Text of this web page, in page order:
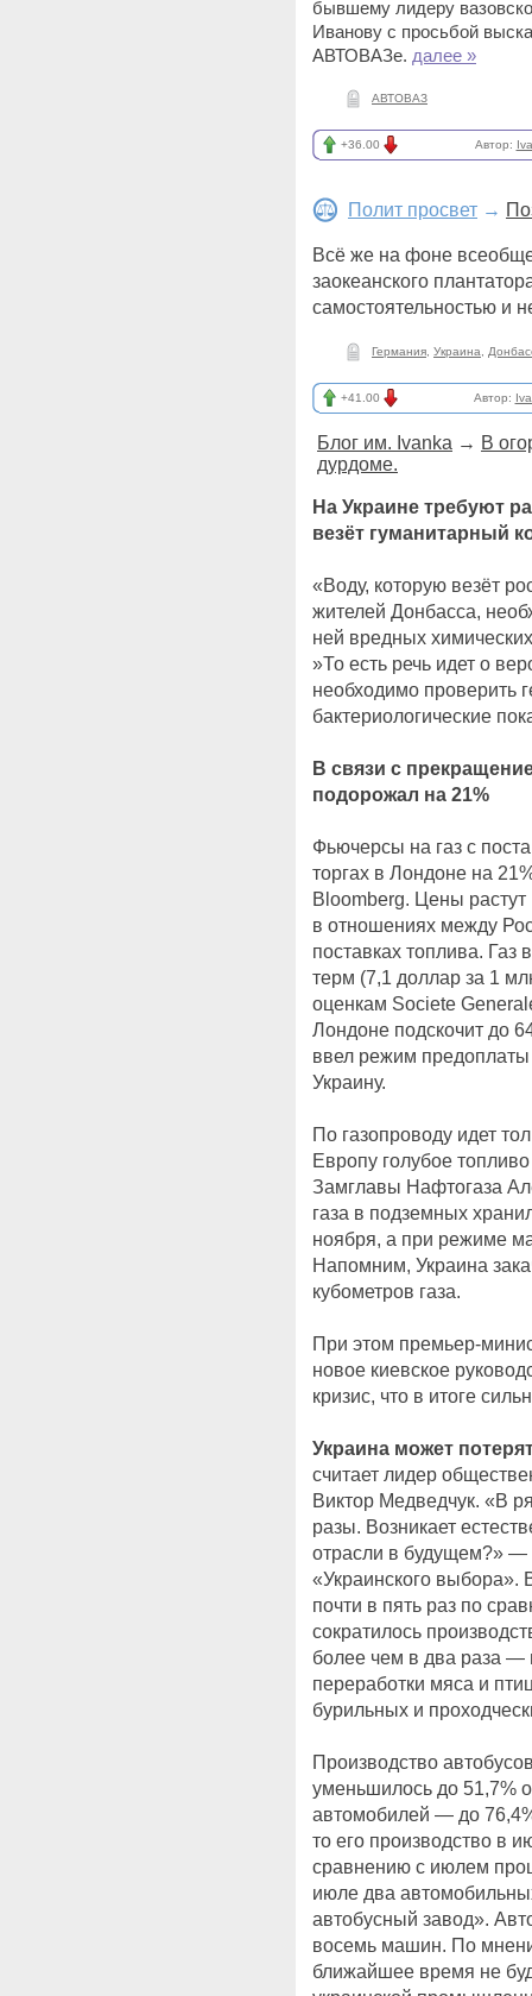
бывшему лидеру
Иванову с просьбой
АВТОВАЗе. далее »
АВТОВАЗ
+36.00 Автор:
Полит просвет →
Всё же на фоне
заокеанского
самостоятельностью и
Германия Украина
+41.00 Автор:
Блог им. Ivanka → В
дурдоме.
На Украине требуют
везёт гуманитарный
«Воду, которую везёт
жителей Донбасса,
ней вредных
»То есть речь идет о
необходимо проверить
бактериологические
В связи с
подорожал на 21%
Фьючерсы на газ с
торгах в Лондоне на
Bloomberg. Цены
в отношениях между
поставках топлива.
терм (7,1 доллар за 1
оценкам Societe
Лондоне подскочит до
ввел режим предоплаты
Украину.
По газопроводу идет
Европу голубое
Замглавы Нафтогаза
газа в подземных
ноября, а при режиме
Напомним, Украина
кубометров газа.
При этом премьер-
новое киевское
кризис, что в итоге
Украина может
считает лидер
Виктор Медведчук. «В
разы. Возникает
отрасли в будущем?» —
«Украинского выбора».
почти в пять раз по
сократилось
более чем в два раза —
переработки мяса и
бурильных и
Производство
уменьшилось до 51,7%
автомобилей — до
то его производство в
сравнению с июлем
июле два
автобусный завод».
восемь машин. По
ближайшее время не